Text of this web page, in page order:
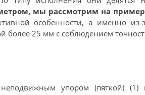
мы рассмотрим на
особенности, а именно из-
более 25 мм с соблюдением
упором (пяткой) (1)